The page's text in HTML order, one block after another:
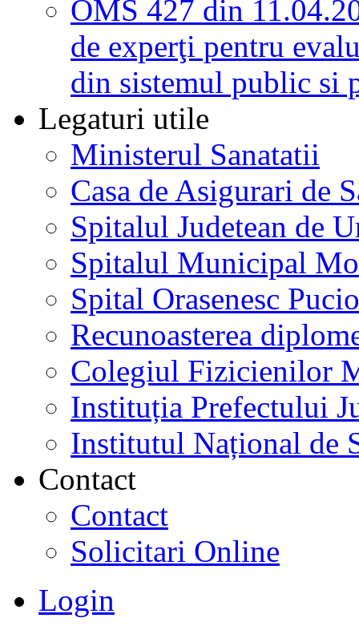
OMS 427 din
de experţi pentru
din sistemul public si
Legaturi utile
Ministerul Sanatatii
Casa de Asigurari de
Spitalul Judetean de
Spitalul Municipal
Spital Orasenesc
Recunoasterea
Colegiul Fizicienilor
Instituția Prefectului
Institutul Național de
Contact
Contact
Solicitari Online
Login